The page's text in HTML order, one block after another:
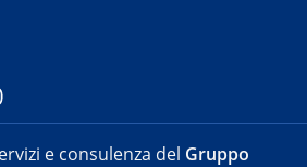
e consulenza del Gruppo